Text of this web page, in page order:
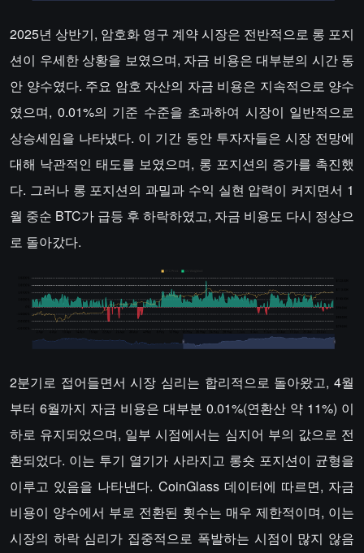
2025년 상반기, 암호화 영구 계약 시장은 전반적으로 롱 포지
션이 우세한 상황을 보였으며, 자금 비용은 대부분의 시간 동
안 양수였다. 주요 암호 자산의 자금 비용은 지속적으로 양수
였으며, 0.01%의 기준 수준을 초과하여 시장이 일반적으로
상승세임을 나타냈다. 이 기간 동안 투자자들은 시장 전망에
대해 낙관적인 태도를 보였으며, 롱 포지션의 증가를 촉진했
다. 그러나 롱 포지션의 과밀과 수익 실현 압력이 커지면서 1
월 중순 BTC가 급등 후 하락하였고, 자금 비용도 다시 정상으
로 돌아갔다.
2분기로 접어들면서 시장 심리는 합리적으로 돌아왔고, 4월
부터 6월까지 자금 비용은 대부분 0.01%(연환산 약 11%) 이
하로 유지되었으며, 일부 시점에서는 심지어 부의 값으로 전
환되었다. 이는 투기 열기가 사라지고 롱숏 포지션이 균형을
이루고 있음을 나타낸다. CoinGlass 데이터에 따르면, 자금
비용이 양수에서 부로 전환된 횟수는 매우 제한적이며, 이는
시장의 하락 심리가 집중적으로 폭발하는 시점이 많지 않음